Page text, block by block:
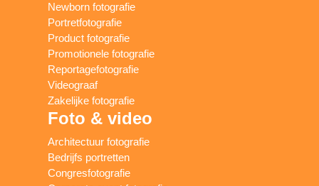
Newborn fotografie
Portretfotografie
Product fotografie
Promotionele fotografie
Reportagefotografie
Videograaf
Zakelijke fotografie
Foto & video
Architectuur fotografie
Bedrijfs portretten
Congresfotografie